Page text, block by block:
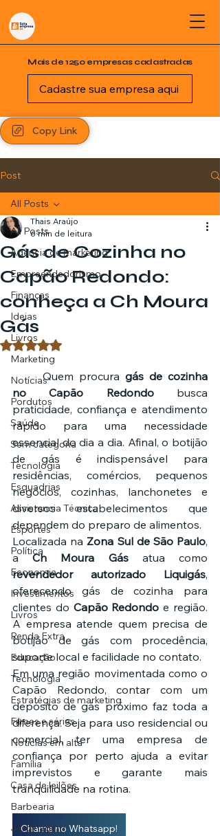
Mais de 1250 empresas cadastradas
Cadastre sua empresa aqui
Copy Link
Post
All Posts
Agência de marketing
Empreendedorismo
Finanças
Ideias
Livros
Marketing
Notícias
Pordutos
Saúde
Sem categoria
Tecnologia
Esquadrias
Assistencia Técnica
Esportes
Política
Economia
Investimentos
Livros
Renda Extra
Educação
Tecnologia
Estratégias de marketing
Filmes e séries
Noticias em alta
Família
Casa de leilões
Barbearia
Jardinagem
All Posts
Gás de Cozinha no
Capão Redondo:
conheça a Ch Moura
Gás
Thais Araújo
6 min de leitura
Avaliado com NaN de 5 estrelas.
	Quem procura
gás de cozinha
no Capão Redondo busca
praticidade, confiança e atendimento
rápido para uma necessidade
essencial do dia a dia. Afinal, o botijão
de gás é indispensável para
residências, comércios, pequenos
negócios, cozinhas, lanchonetes e
diversos estabelecimentos que
dependem do preparo de alimentos.
Localizada na Zona Sul de São Paulo,
a Ch Moura Gás
revendedor autorizado Liquigás,
oferecendo gás de cozinha para
clientes do Capão Redondo e região.
A empresa atende quem precisa de
botijão de gás com procedência,
suporte local e facilidade no contato.
Em uma região movimentada como o
Capão Redondo, contar com um
depósito de gás próximo faz toda a
diferença. Seja para uso residencial ou
comercial, ter uma empresa de
confiança por perto ajuda a evitar
imprevistos e garante mais
tranquilidade na rotina.
Chame no Whatsapp!